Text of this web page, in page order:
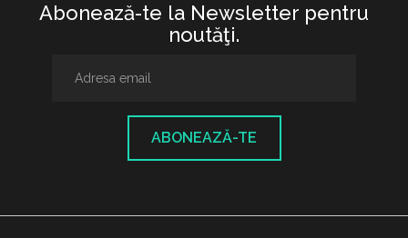
Abonează-te la Newsletter pentru
noutăţi.
ABONEAZĂ-TE